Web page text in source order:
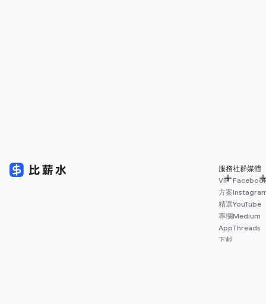
服務
VIP
方案
精選
專欄
App
下載
社群媒體
YouTube
Medium
Threads